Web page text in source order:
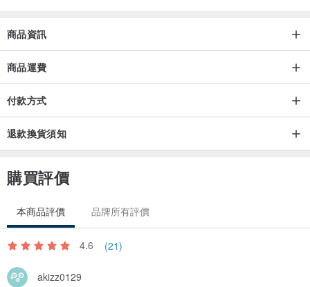
商品資訊
商品運費
付款方式
退款換貨須知
購買評價
本商品評價 品牌所有評價
4.6 (21)
akizz0129